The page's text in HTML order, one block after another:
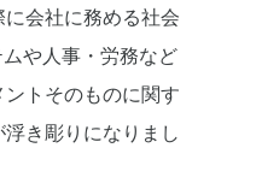
会社に務める社会
や人事・労務など
トそのものに関す
き彫りになりまし